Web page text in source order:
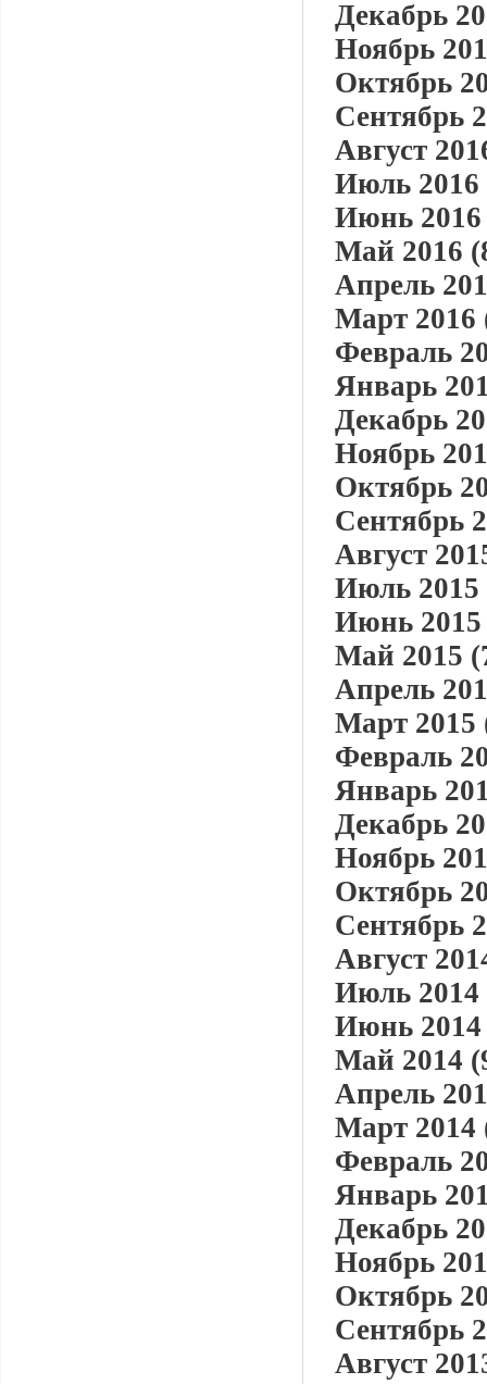
Декабрь
Ноябрь
Октябрь
Сентябрь
Август
Июль 2016
Июнь 2016
Май 2016
Апрель
Март 2016
Февраль
Январь
Декабрь
Ноябрь
Октябрь
Сентябрь
Август
Июль 2015
Июнь 2015
Май 2015
Апрель
Март 2015
Февраль
Январь
Декабрь
Ноябрь
Октябрь
Сентябрь
Август
Июль 2014
Июнь 2014
Май 2014
Апрель
Март 2014
Февраль
Январь
Декабрь
Ноябрь
Октябрь
Сентябрь
Август